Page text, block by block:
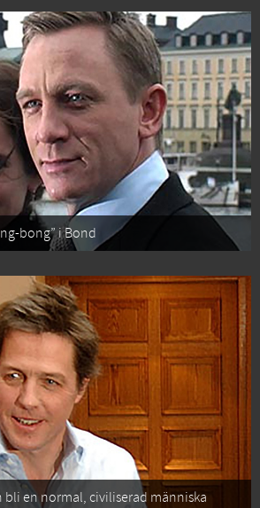
bong” i Bond
bli en normal, civiliserad människa